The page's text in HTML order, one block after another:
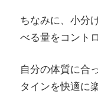
ちなみに、小分
べる量をコント
自分の体質に合
タインを快適に